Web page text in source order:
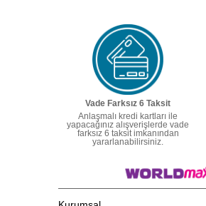
Vade Farksız 6 Taksit
Anlaşmalı kredi kartları ile
yapacağınız alışverişlerde vade
farksız 6 taksit imkanından
yararlanabilirsiniz.